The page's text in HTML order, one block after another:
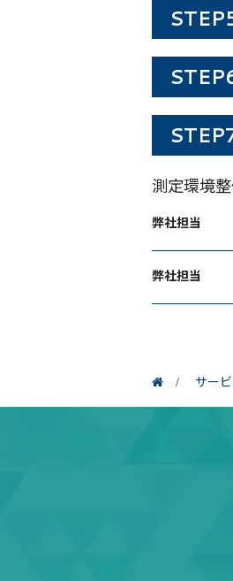
測定環境
弊社担当
弊社担当
サー